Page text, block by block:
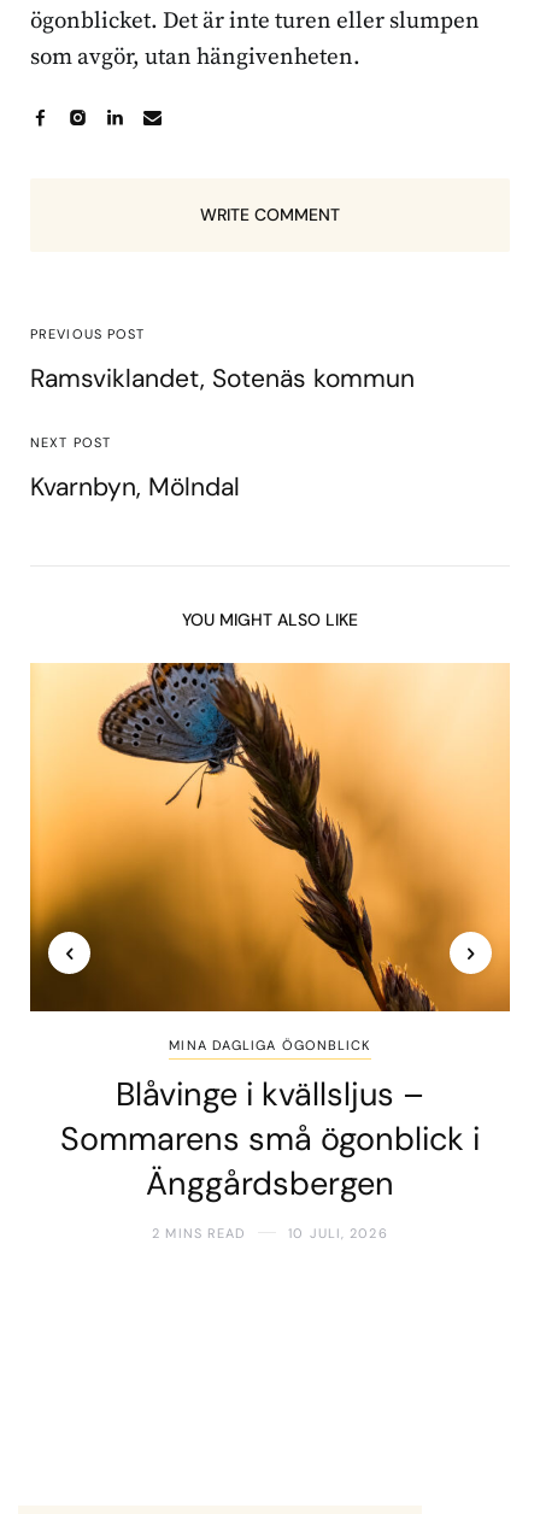
ögonblicket. Det är inte turen eller slumpen
som avgör, utan hängivenheten.
WRITE COMMENT
PREVIOUS POST
Ramsviklandet, Sotenäs kommun
NEXT POST
Kvarnbyn, Mölndal
YOU MIGHT ALSO LIKE
MINA DAGLIGA ÖGONBLICK
Blåvinge i kvällsljus –
Sommarens små ögonblick i
Änggårdsbergen
2 MINS READ 10 JULI, 2026